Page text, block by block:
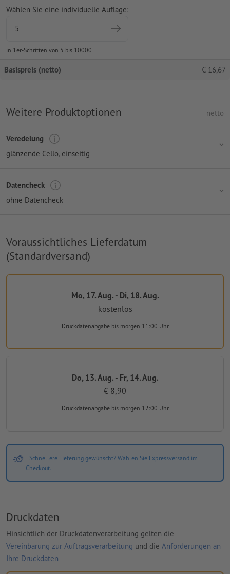
Wählen Sie eine individuelle Auflage:
in 1er-Schritten von 5 bis 10000
Basispreis (netto) € 16,67
Weitere Produktoptionen netto
Veredelung
glänzende Cello, einseitig
Datencheck
ohne Datencheck
Voraussichtliches Lieferdatum
(Standardversand)
Mo, 17. Aug. - Di, 18. Aug.
kostenlos
Druckdatenabgabe bis morgen 11:00 Uhr
Do, 13. Aug. - Fr, 14. Aug.
€ 8,90
Druckdatenabgabe bis morgen 12:00 Uhr
Schnellere Lieferung gewünscht? Wählen Sie Expressversand im
Checkout.
Druckdaten
Hinsichtlich der Druckdatenverarbeitung gelten die
Vereinbarung zur Auftragsverarbeitung und die Anforderungen an
Ihre Druckdaten